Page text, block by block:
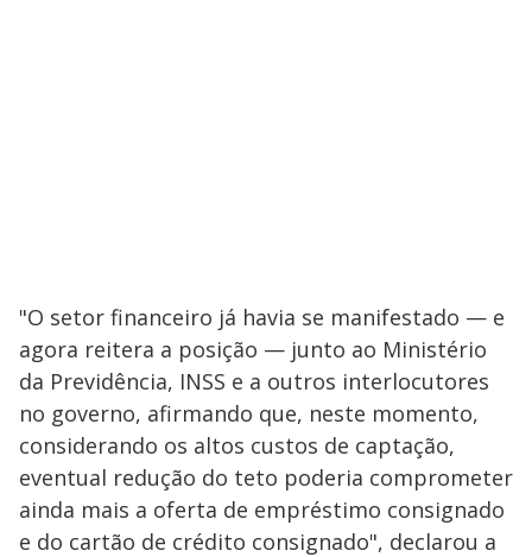
"O setor financeiro já havia se manifestado — e
agora reitera a posição — junto ao Ministério
da Previdência, INSS e a outros interlocutores
no governo, afirmando que, neste momento,
considerando os altos custos de captação,
eventual redução do teto poderia comprometer
ainda mais a oferta de empréstimo consignado
e do cartão de crédito consignado", declarou a